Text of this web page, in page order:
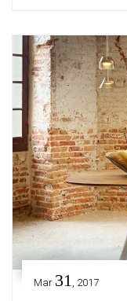
Mar 31, 2017